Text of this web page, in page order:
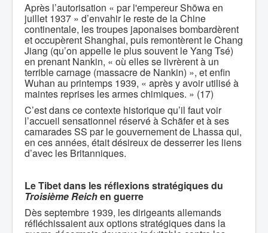
Après l’autorisation « par l'empereur Shōwa en
juillet 1937 » d’envahir le reste de la Chine
continentale, les troupes japonaises bombardèrent
et occupèrent Shanghai, puis remontèrent le Chang
Jiang (qu’on appelle le plus souvent le Yang Tsé)
en prenant Nankin, « où elles se livrèrent à un
terrible carnage (massacre de Nankin) », et enfin
Wuhan au printemps 1939, « après y avoir utilisé à
maintes reprises les armes chimiques. » (17)
C’est dans ce contexte historique qu’il faut voir
l’accueil sensationnel réservé à Schäfer et à ses
camarades SS par le gouvernement de Lhassa qui,
en ces années, était désireux de desserrer les liens
d’avec les Britanniques.
Le Tibet dans les réflexions stratégiques du
Troisième Reichen guerre
Dès septembre 1939, les dirigeants allemands
réfléchissaient aux options stratégiques dans la